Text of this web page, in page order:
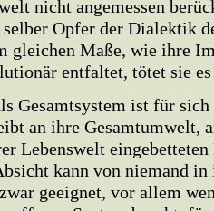
nicht angemessen
Opfer der Dialektik
gleichen Maße, wie ihre
entfaltet, tötet sie
Gesamtsystem ist für
an ihre Gesamtumwelt,
Lebenswelt eingebetteten
kann von niemand
geeignet, vor allem